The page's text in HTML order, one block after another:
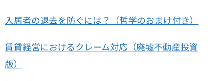
入居者の退去を防ぐには？（哲学のおまけ付き）
賃貸経営におけるクレーム対応（廃墟不動産投資
版）